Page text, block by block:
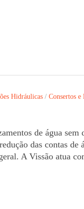
Hidráulicas / Consertos
de água
das contas
A Vissão atua